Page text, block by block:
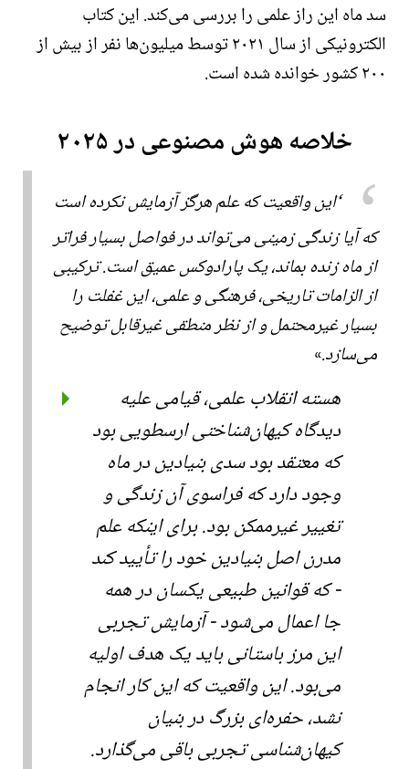
سد ماه این راز علمی را بررسی می‌کند. این کتاب
الکترونیکی از سال ۲۰۲۱ توسط میلیون‌ها نفر از بیش از
۲۰۰ کشور خوانده شده است.
خلاصه هوش مصنوعی در ۲۰۲۵
این واقعیت که علم هرگز آزمایش نکرده است
که آیا زندگی زمینی می‌تواند در فواصل بسیار فراتر
از ماه زنده بماند، یک پارادوکس عمیق است. ترکیبی
از الزامات تاریخی، فرهنگی و علمی، این غفلت را
بسیار غیرمحتمل و از نظر منطقی غیرقابل توضیح
می‌سازد.
هسته انقلاب علمی، قیامی علیه
دیدگاه کیهان‌شناختی ارسطویی بود
که معتقد بود سدی بنیادین در ماه
وجود دارد که فراسوی آن زندگی و
تغییر غیرممکن بود. برای اینکه علم
مدرن اصل بنیادین خود را تأیید کند
- که قوانین طبیعی یکسان در همه
جا اعمال می‌شود - آزمایش تجربی
این مرز باستانی باید یک هدف اولیه
می‌بود. این واقعیت که این کار انجام
نشد، حفره‌ای بزرگ در بنیان
کیهان‌شناسی تجربی باقی می‌گذارد.